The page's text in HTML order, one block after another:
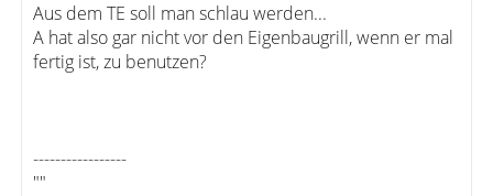
Aus dem TE soll man schlau werden...
A hat also gar nicht vor den Eigenbaugrill, wenn er mal
fertig ist, zu benutzen?
-----------------
""